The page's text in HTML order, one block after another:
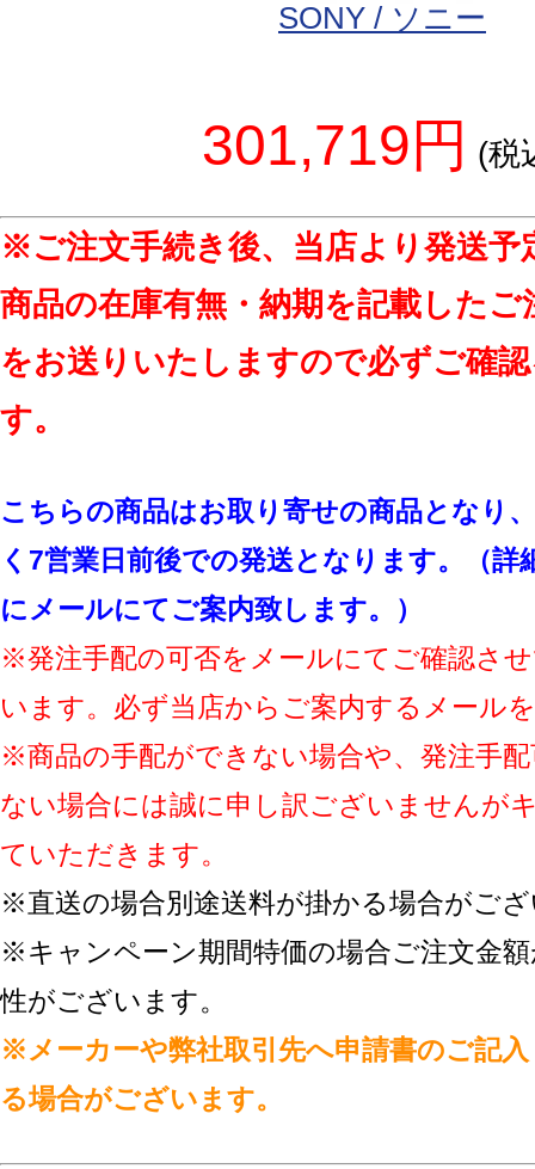
SONY / ソニー
301,719円 (税
※ご注文手続き後、当店より発送予
商品の在庫有無・納期を記載したご
をお送りいたしますので必ずご確
す。
こちらの商品はお取り寄せの商品となり
く7営業日前後での発送となります。（詳
にメールにてご案内致します。）
※発注手配の可否をメールにてご確認さ
います。必ず当店からご案内するメール
※商品の手配ができない場合や、発注手
ない場合には誠に申し訳ございませんが
ていただきます。
※直送の場合別途送料が掛かる場合がご
※キャンペーン期間特価の場合ご注文金
性がございます。
※メーカーや弊社取引先へ申請書のご記
る場合がございます。